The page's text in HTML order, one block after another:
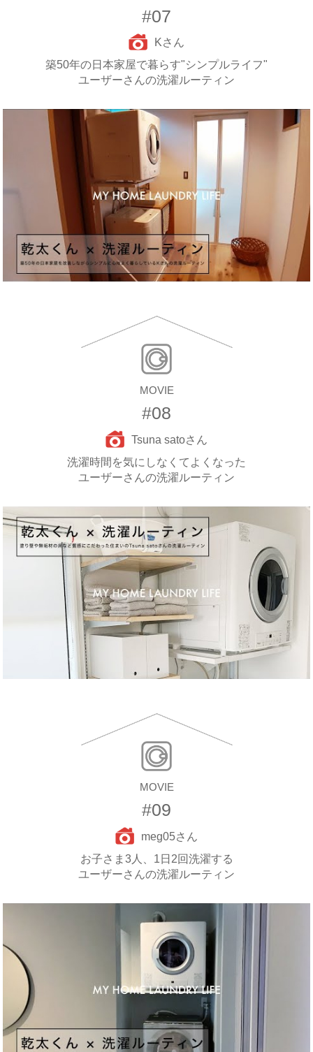
#07
Kさん
築50年の日本家屋で暮らす"シンプルライフ"
ユーザーさんの洗濯ルーティン
MOVIE
#08
Tsuna satoさん
洗濯時間を気にしなくてよくなった
ユーザーさんの洗濯ルーティン
MOVIE
#09
meg05さん
お子さま3人、1日2回洗濯する
ユーザーさんの洗濯ルーティン